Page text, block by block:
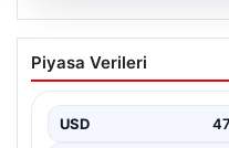
05.08.2026
Ürdün’den
başka bir şey değil’
Piyasa Verileri
USD